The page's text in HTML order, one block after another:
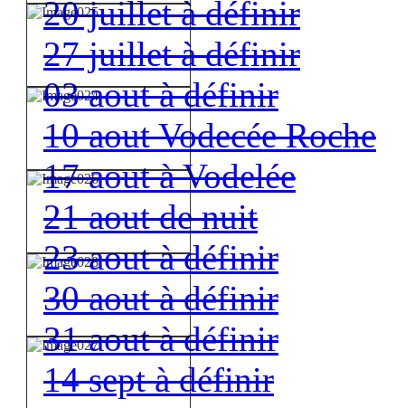
20 juillet à définir
27 juillet à définir
03 aout à définir
10 aout Vodecée Roche
17 aout à Vodelée
21 aout de nuit
23 aout à définir
30 aout à définir
31 aout à définir
14 sept à définir